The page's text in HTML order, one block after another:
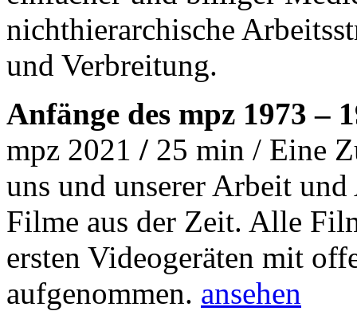
nichthierarchische
und Verbreitung.
Anfänge des mpz 1973 –
mpz 2021 / 25 min / Eine
uns und unserer Arbeit
Filme aus der Zeit. Alle
ersten Videogeräten mit
aufgenommen. ansehen